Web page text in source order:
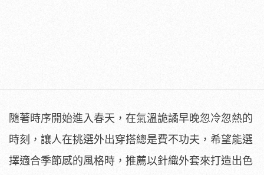
隨著時序開始進入春天，在氣溫詭譎早晚忽冷忽熱的
時刻，讓人在挑選外出穿搭總是費不功夫，希望能選
擇適合季節感的風格時，推薦以針織外套來打造出色